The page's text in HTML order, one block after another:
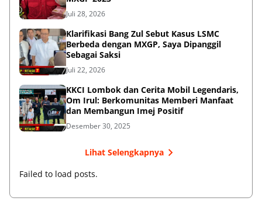
Juli 28, 2026
Klarifikasi Bang Zul Sebut Kasus LSMC
Berbeda dengan MXGP, Saya Dipanggil
Sebagai Saksi
Juli 22, 2026
KKCI Lombok dan Cerita Mobil Legendaris,
Om Irul: Berkomunitas Memberi Manfaat
dan Membangun Imej Positif
Desember 30, 2025
Lihat Selengkapnya
Failed to load posts.